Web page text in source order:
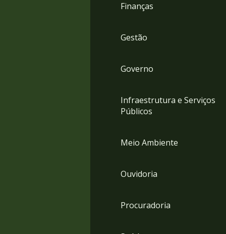
Finanças
Gestão
Governo
Infraestrutura e Serviços
Públicos
Meio Ambiente
Ouvidoria
Procuradoria